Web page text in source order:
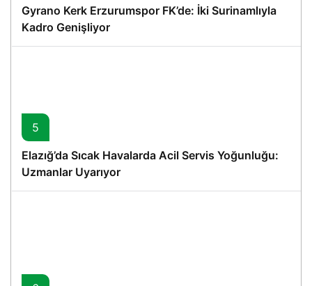
Gyrano Kerk Erzurumspor FK’de: İki Surinamlıyla
Kadro Genişliyor
5
Elazığ’da Sıcak Havalarda Acil Servis Yoğunluğu:
Uzmanlar Uyarıyor